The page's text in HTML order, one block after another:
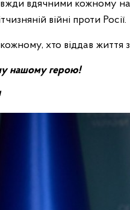
вдячними кожному
війні проти Росії.
хто віддав життя
нашому герою!